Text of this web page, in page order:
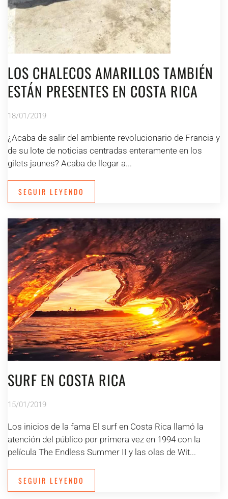
LOS CHALECOS AMARILLOS TAMBIÉN
ESTÁN PRESENTES EN COSTA RICA
18/01/2019
¿Acaba de salir del ambiente revolucionario de Francia y
de su lote de noticias centradas enteramente en los
gilets jaunes? Acaba de llegar a...
SEGUIR LEYENDO
SURF EN COSTA RICA
15/01/2019
Los inicios de la fama El surf en Costa Rica llamó la
atención del público por primera vez en 1994 con la
película The Endless Summer II y las olas de Wit...
SEGUIR LEYENDO